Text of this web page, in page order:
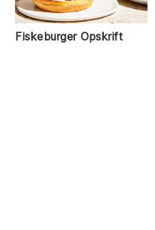
Fiskeburger Opskrift